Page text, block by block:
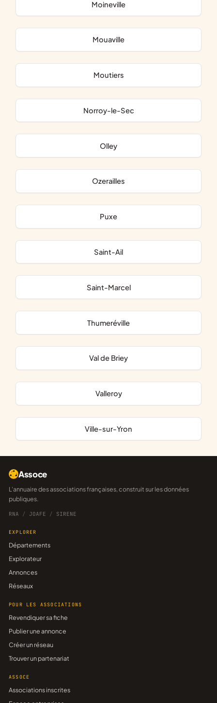
Moineville
Mouaville
Moutiers
Norroy-le-Sec
Olley
Ozerailles
Puxe
Saint-Ail
Saint-Marcel
Thumeréville
Val de Briey
Valleroy
Ville-sur-Yron
Assoce
L'annuaire des associations françaises, construit sur les données
publiques.
RNA / JOAFE / SIRENE
EXPLORER
Départements
Explorateur
Annonces
Réseaux
POUR LES ASSOCIATIONS
Revendiquer sa fiche
Publier une annonce
Créer un réseau
Trouver un partenariat
ASSOCE
Associations inscrites